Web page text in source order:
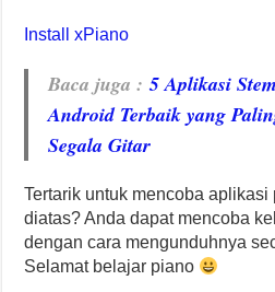
Install xPiano
Baca juga :5 Aplikasi
Android Terbaik yang
Segala Gitar
Tertarik untuk mencoba aplikasi
diatas? Anda dapat mencoba
dengan cara mengunduhnya
Selamat belajar piano